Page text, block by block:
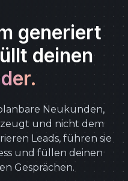
generiert
deinen
Neukunden,
und nicht dem
Leads, führen sie
und füllen deinen
Gesprächen.